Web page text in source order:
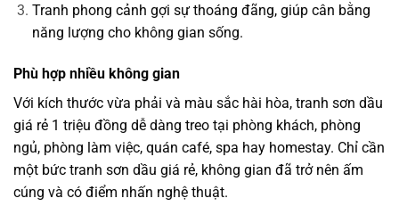
Tranh phong cảnh gợi sự thoáng đãng, giúp cân bằng
năng lượng cho không gian sống.
Phù hợp nhiều không gian
Với kích thước vừa phải và màu sắc hài hòa, tranh sơn dầu
giá rẻ 1 triệu đồng dễ dàng treo tại phòng khách, phòng
ngủ, phòng làm việc, quán café, spa hay homestay. Chỉ cần
một bức tranh sơn dầu giá rẻ, không gian đã trở nên ấm
cúng và có điểm nhấn nghệ thuật.